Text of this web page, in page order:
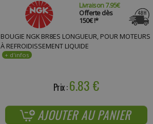
Livraison 7.95€
Offerte dès
150€ !*
BOUGIE NGK BR8ES LONGUEUR, POUR MOTEURS
À REFROIDISSEMENT LIQUIDE
Prix :6.83 €
AJOUTER AU PANIER